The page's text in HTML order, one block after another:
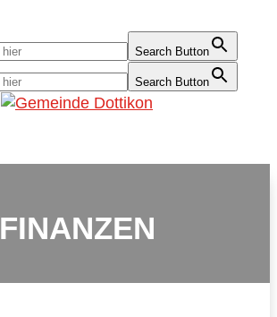
Search Button
Search Button
FINANZEN